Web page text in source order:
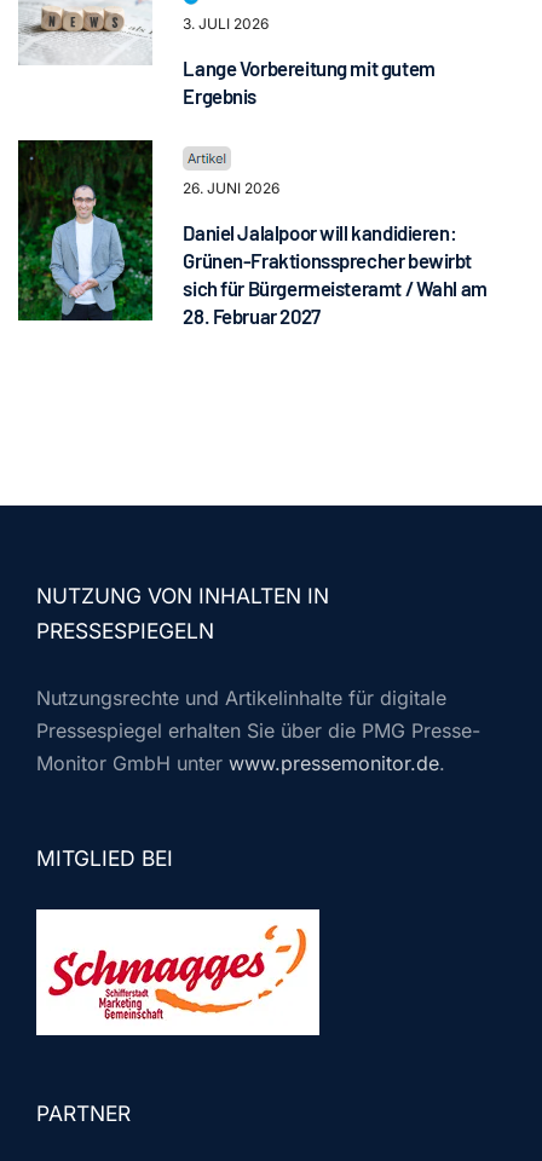
3. JULI 2026
Lange Vorbereitung mit gutem
Ergebnis
26. JUNI 2026
Daniel Jalalpoor will kandidieren:
Grünen-Fraktionssprecher bewirbt
sich für Bürgermeisteramt / Wahl am
28. Februar 2027
NUTZUNG VON INHALTEN IN
PRESSESPIEGELN
Nutzungsrechte und Artikelinhalte für digitale
Pressespiegel erhalten Sie über die PMG Presse-
Monitor GmbH unter www.pressemonitor.de.
MITGLIED BEI
PARTNER